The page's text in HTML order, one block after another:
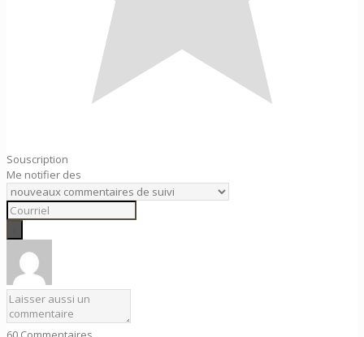
Souscription
Me notifier des